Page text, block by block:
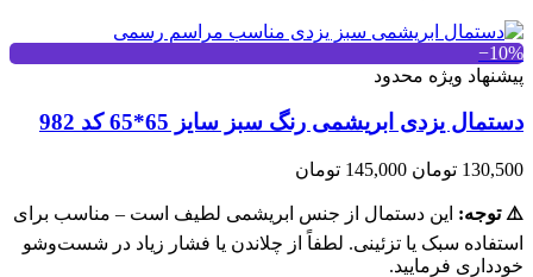
‎−10%
پیشنهاد ویژه محدود
دستمال یزدی ابریشمی رنگ سبز سایز 65*65 کد 982
130,500 تومان 145,000 تومان
⚠️ توجه: این دستمال از جنس ابریشمی لطیف است – مناسب برای
استفاده سبک یا تزئینی. لطفاً از چلاندن یا فشار زیاد در شست‌وشو
خودداری فرمایید.